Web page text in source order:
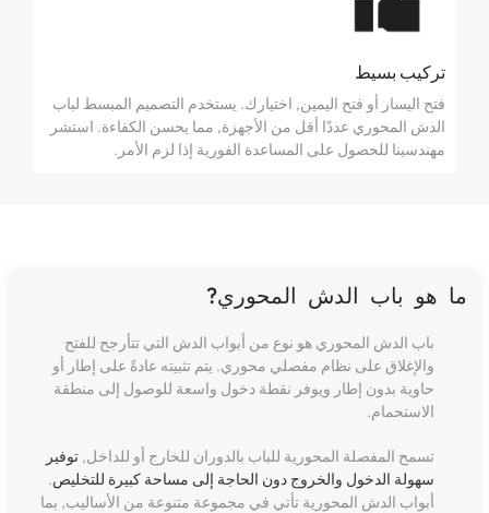
تركيب بسيط
فتح اليسار أو فتح اليمين, اختيارك. يستخدم التصميم المبسط لباب
الدش المحوري عددًا أقل من الأجهزة, مما يحسن الكفاءة. استشر
مهندسينا للحصول على المساعدة الفورية إذا لزم الأمر.
ما هو باب الدش المحوري?
باب الدش المحوري هو نوع من أبواب الدش التي تتأرجح للفتح
والإغلاق على نظام مفصلي محوري. يتم تثبيته عادةً على إطار أو
حاوية بدون إطار ويوفر نقطة دخول واسعة للوصول إلى منطقة
الاستحمام.
تسمح المفصلة المحورية للباب بالدوران للخارج أو للداخل, توفير
سهولة الدخول والخروج دون الحاجة إلى مساحة كبيرة للتخليص.
أبواب الدش المحورية تأتي في مجموعة متنوعة من الأساليب, بما